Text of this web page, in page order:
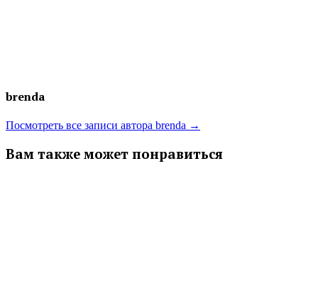
brenda
Посмотреть все записи автора brenda →
Вам также может понравиться